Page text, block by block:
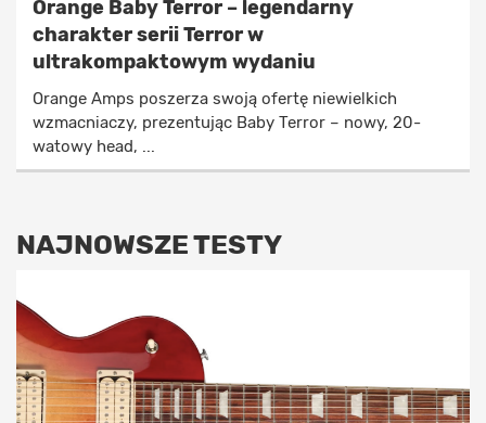
Orange Baby Terror – legendarny
charakter serii Terror w
ultrakompaktowym wydaniu
Orange Amps poszerza swoją ofertę niewielkich
wzmacniaczy, prezentując Baby Terror – nowy, 20-
watowy head, ...
NAJNOWSZE TESTY